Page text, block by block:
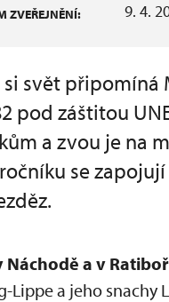
ZVEŘEJNĚNÍ: 9. 4.
si svět
pod záštitou
a zvou je na
se
Náchodě a v
Lippe a jeho snachy